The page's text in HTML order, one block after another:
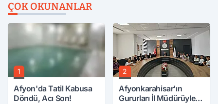
ÇOK OKUNANLAR
1
Afyon'da Tatil Kabusa
Döndü, Acı Son!
2
Afyonkarahisar'ın
Gururları İl Müdürüyle